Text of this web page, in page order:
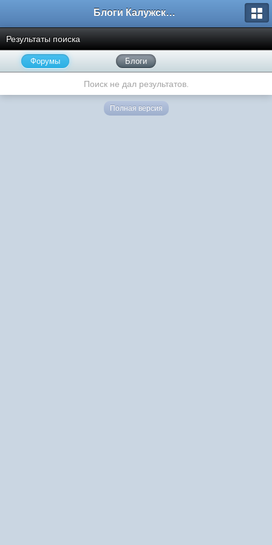
Блоги Калужского перекрестка
Результаты поиска
Форумы Блоги
Поиск не дал результатов.
Полная версия